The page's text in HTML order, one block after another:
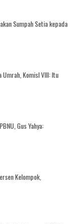
Sumpah Setia kepada
Umrah, KomisI VIII: Itu
Gus Yahya:
Kelompok,